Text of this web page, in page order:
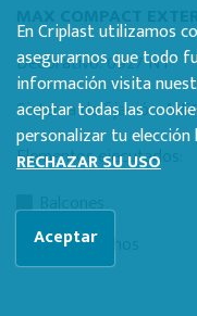
MAX COMPACT
Decorativo: 0927 NT
Sistema de fijación:
Elementos ejecutados:
Balcones
Falsos techos
En Criplast utilizamos
asegurarnos que todo
información visita
aceptar todas las
personalizar tu elección
RECHAZAR SU USO
Aceptar